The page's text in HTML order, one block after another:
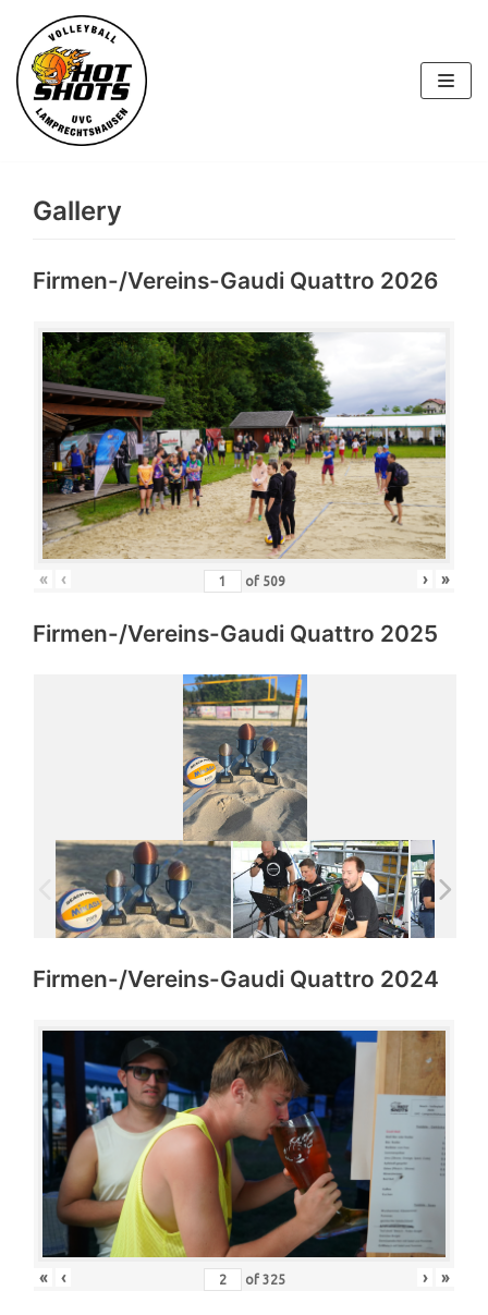
Skip
to
content
Gallery
Firmen-/Vereins-Gaudi Quattro 2026
« ‹ of 509 › »
Firmen-/Vereins-Gaudi Quattro 2025
Firmen-/Vereins-Gaudi Quattro 2024
« ‹ of 325 › »